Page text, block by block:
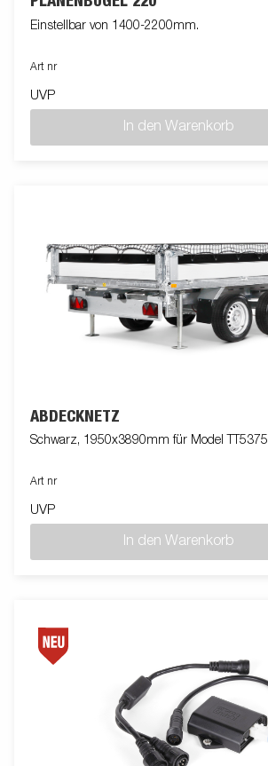
Einstellbar von 1400-2200mm.
Art nr
UVP
In den Warenkorb
ABDECKNETZ
Schwarz, 1950x3890mm für Model TT5375
Art nr
UVP
In den Warenkorb